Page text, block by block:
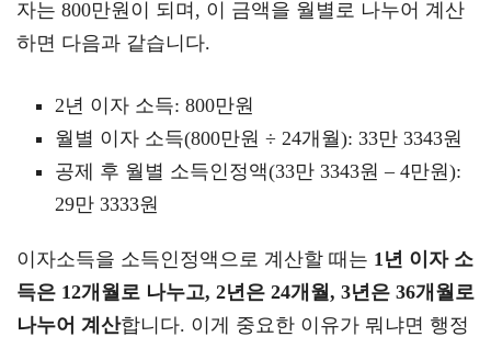
자는 800만원이 되며, 이 금액을 월별로 나누어 계산
하면 다음과 같습니다.
2년 이자 소득: 800만원
월별 이자 소득(800만원 ÷ 24개월): 33만 3343원
공제 후 월별 소득인정액(33만 3343원 – 4만원):
29만 3333원
이자소득을 소득인정액으로 계산할 때는 1년 이자 소
득은 12개월로 나누고, 2년은 24개월, 3년은 36개월로
나누어 계산합니다. 이게 중요한 이유가 뭐냐면 행정